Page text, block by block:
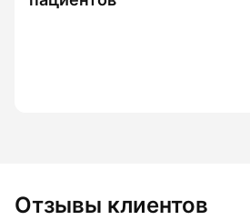
Отзывы клиентов